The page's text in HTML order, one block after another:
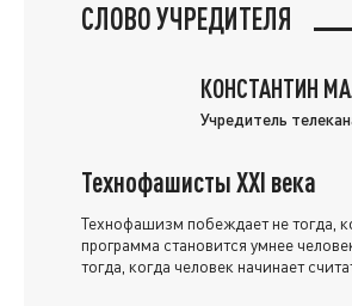
СЛОВО УЧРЕДИТЕЛЯ
КОНСТАНТИН
Учредитель
Технофашисты XXI века
Технофашизм побеждает не тогда,
программа становится умнее
тогда, когда человек начинает